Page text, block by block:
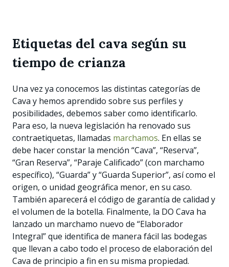
Etiquetas del cava según su
tiempo de crianza
Una vez ya conocemos las distintas categorías de
Cava y hemos aprendido sobre sus perfiles y
posibilidades, debemos saber como identificarlo.
Para eso, la nueva legislación ha renovado sus
contraetiquetas, llamadas marchamos. En ellas se
debe hacer constar la mención “Cava”, “Reserva”,
“Gran Reserva”, “Paraje Calificado” (con marchamo
específico), “Guarda” y “Guarda Superior”, así como el
origen, o unidad geográfica menor, en su caso.
También aparecerá el código de garantía de calidad y
el volumen de la botella. Finalmente, la DO Cava ha
lanzado un marchamo nuevo de “Elaborador
Integral” que identifica de manera fácil las bodegas
que llevan a cabo todo el proceso de elaboración del
Cava de principio a fin en su misma propiedad.